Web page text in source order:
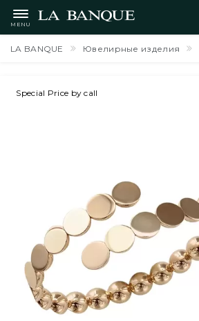
MENU
LA BANQUE Ювелирные изделия
Special Price by call